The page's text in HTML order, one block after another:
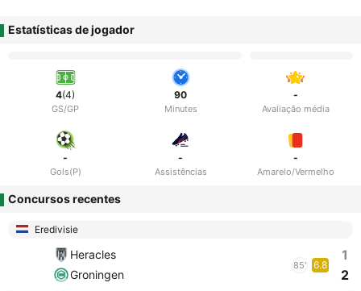
Estatísticas de jogador
4(4)
GS/GP
90
Minutes
-
Avaliação média
-
Gols(P)
-
Assistências
-
Amarelo/Vermelho
Concursos recentes
Eredivisie
Heracles
Groningen
85' 6.8
1
2